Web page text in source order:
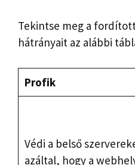
Tekintse meg a
hátrányait az alábbi
Profik
Védi a belső
azáltal, hogy a